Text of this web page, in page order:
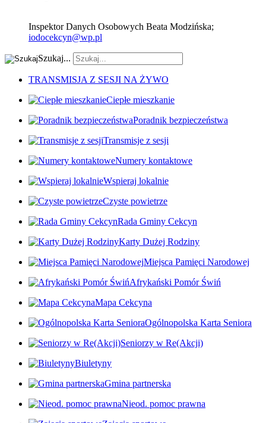
Inspektor Danych Osobowych Beata Modzińska;
iodocekcyn@wp.pl
Szukaj...
TRANSMISJA Z SESJI NA ŻYWO
Ciepłe mieszkanie
Poradnik bezpieczeństwa
Transmisje z sesji
Numery kontaktowe
Wspieraj lokalnie
Czyste powietrze
Rada Gminy Cekcyn
Karty Dużej Rodziny
Miejsca Pamięci Narodowej
Afrykański Pomór Świń
Mapa Cekcyna
Ogólnopolska Karta Seniora
Seniorzy w Re(Akcji)
Biuletyny
Gmina partnerska
Nieod. pomoc prawna